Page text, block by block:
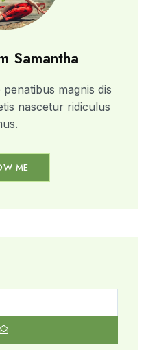
Samantha
magnis dis
nascetur ridiculus
ME